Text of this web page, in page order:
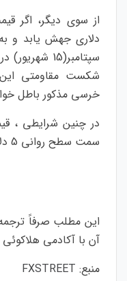
شکست مقاومتی این
خرسی مذکور باطل
سمت سطح روانی 5 دلار افزایش یابد.
این مطلب صرفاً
آن با آکادمی
منبع: FXSTREET